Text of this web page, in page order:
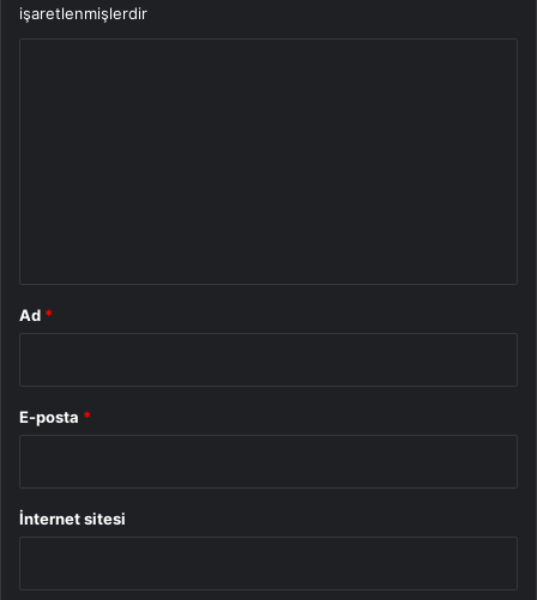
işaretlenmişlerdir
Ad *
E-posta *
İnternet sitesi